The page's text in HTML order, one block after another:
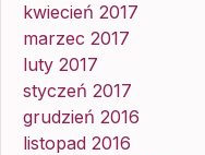
kwiecień 2017
marzec 2017
luty 2017
styczeń 2017
grudzień 2016
listopad 2016